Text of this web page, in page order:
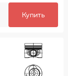
Купить